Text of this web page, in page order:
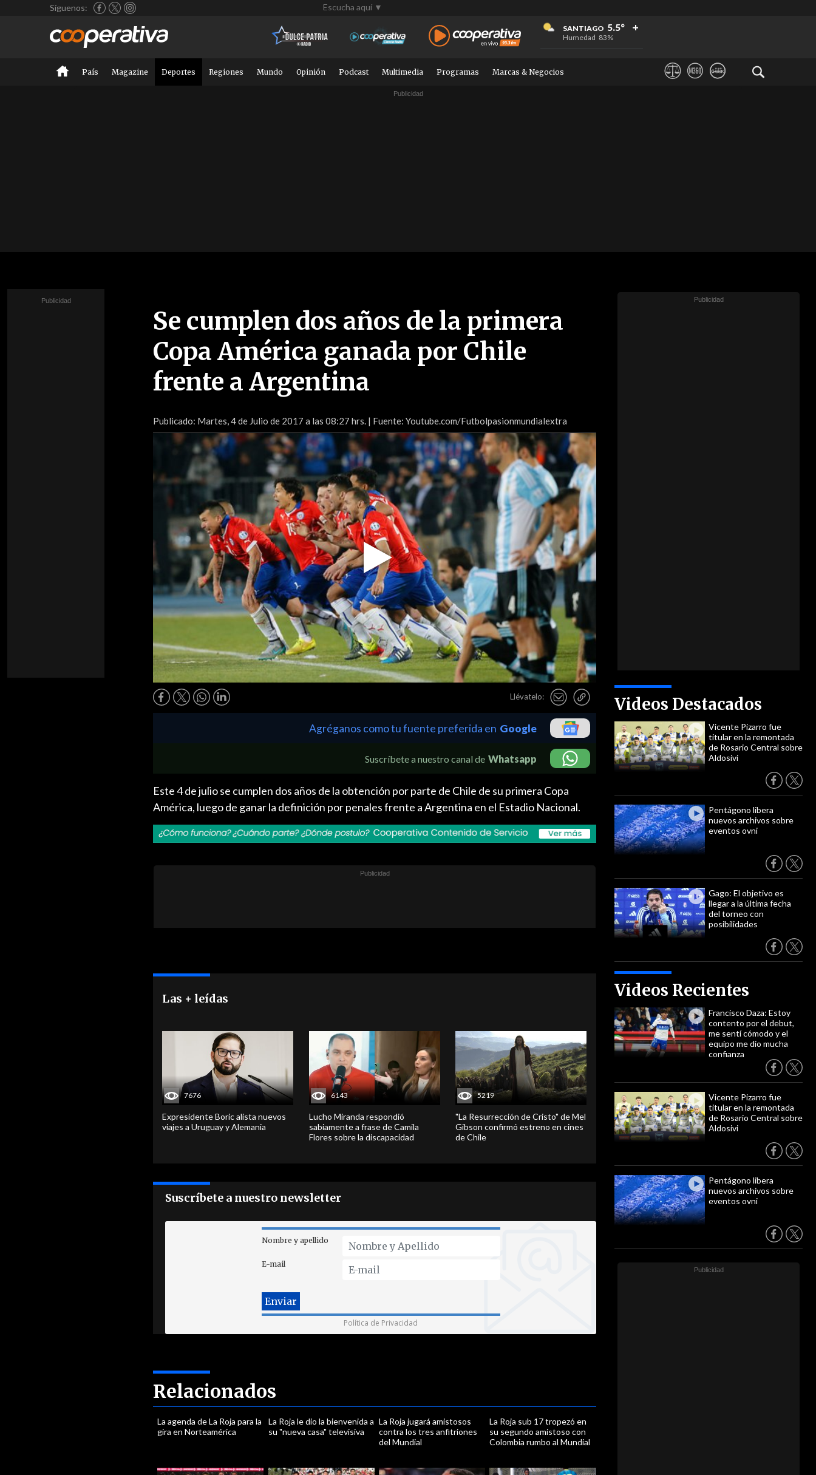
Síguenos: Escucha aquí ▼
SANTIAGO 5.5°
Humedad 83%
+
+
+
País Magazine Deportes Regiones Mundo Opinión Podcast Multimedia Programas Marcas & Negocios
Se cumplen dos años de la primera
Copa América ganada por Chile
frente a Argentina
Publicado: Martes, 4 de Julio de 2017 a las 08:27 hrs. | Fuente: Youtube.com/Futbolpasionmundialextra
Play
Video
Llévatelo: Videos Destacados
Vicente Pizarro fue
titular en la remontada
de Rosario Central sobre
Aldosivi
Pentágono libera
nuevos archivos sobre
eventos ovni
Gago: El objetivo es
llegar a la última fecha
del torneo con
posibilidades
Videos Recientes
Francisco Daza: Estoy
contento por el debut,
me sentí cómodo y el
equipo me dio mucha
confianza
Vicente Pizarro fue
titular en la remontada
de Rosario Central sobre
Aldosivi
Pentágono libera
nuevos archivos sobre
eventos ovni
Agréganos como tu fuente preferida en Google
Suscríbete a nuestro canal de Whatsapp
Este 4 de julio se cumplen dos años de la obtención por parte de Chile de su primera Copa
América, luego de ganar la definición por penales frente a Argentina en el Estadio Nacional.
Las + leídas
7676
Expresidente Boric alista nuevos
viajes a Uruguay y Alemania
6143
Lucho Miranda respondió
sabiamente a frase de Camila
Flores sobre la discapacidad
5219
"La Resurrección de Cristo" de Mel
Gibson confirmó estreno en cines
de Chile
Suscríbete a nuestro newsletter
Nombre y apellido
E-mail
Política de Privacidad
Relacionados
La agenda de La Roja para la
gira en Norteamérica
La Roja le dio la bienvenida a
su "nueva casa" televisiva
La Roja jugará amistosos
contra los tres anfitriones
del Mundial
La Roja sub 17 tropezó en
su segundo amistoso con
Colombia rumbo al Mundial